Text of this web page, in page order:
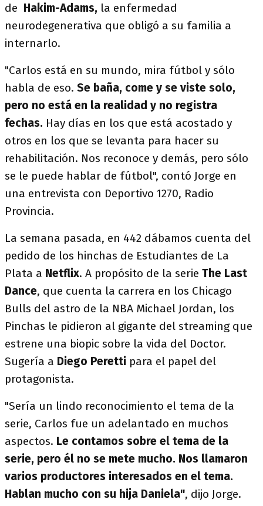
de Hakim-Adams, la enfermedad
neurodegenerativa que obligó a su familia a
internarlo.
"Carlos está en su mundo, mira fútbol y sólo
habla de eso. Se baña, come y se viste solo,
pero no está en la realidad y no registra
fechas. Hay días en los que está acostado y
otros en los que se levanta para hacer su
rehabilitación. Nos reconoce y demás, pero sólo
se le puede hablar de fútbol", contó Jorge en
una entrevista con Deportivo 1270, Radio
Provincia.
La semana pasada, en 442 dábamos cuenta del
pedido de los hinchas de Estudiantes de La
Plata a Netflix. A propósito de la serie The Last
Dance, que cuenta la carrera en los Chicago
Bulls del astro de la NBA Michael Jordan, los
Pinchas le pidieron al gigante del streaming que
estrene una biopic sobre la vida del Doctor.
Sugería a Diego Peretti para el papel del
protagonista.
"Sería un lindo reconocimiento el tema de la
serie, Carlos fue un adelantado en muchos
aspectos. Le contamos sobre el tema de la
serie, pero él no se mete mucho. Nos llamaron
varios productores interesados en el tema.
Hablan mucho con su hija Daniela", dijo Jorge.